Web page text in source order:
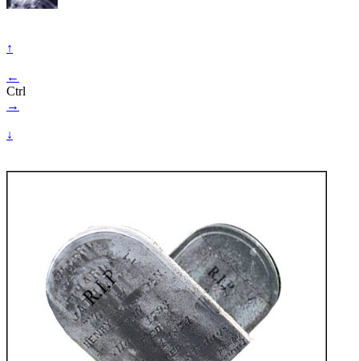
↑
←
Ctrl
→
↓